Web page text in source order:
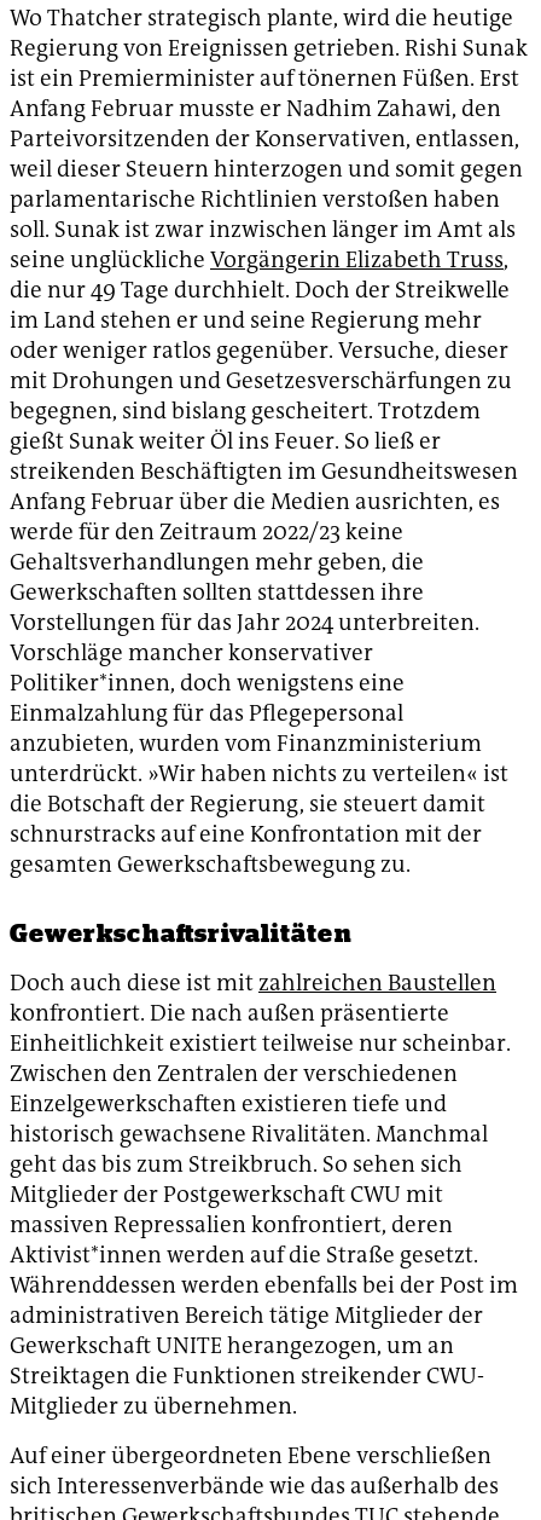
Wo Thatcher strategisch plante, wird die heutige
Regierung von Ereignissen getrieben. Rishi Sunak
ist ein Premierminister auf tönernen Füßen. Erst
Anfang Februar musste er Nadhim Zahawi, den
Parteivorsitzenden der Konservativen, entlassen,
weil dieser Steuern hinterzogen und somit gegen
parlamentarische Richtlinien verstoßen haben
soll. Sunak ist zwar inzwischen länger im Amt als
seine unglückliche Vorgängerin Elizabeth Truss,
die nur 49 Tage durchhielt. Doch der Streikwelle
im Land stehen er und seine Regierung mehr
oder weniger ratlos gegenüber. Versuche, dieser
mit Drohungen und Gesetzesverschärfungen zu
begegnen, sind bislang gescheitert. Trotzdem
gießt Sunak weiter Öl ins Feuer. So ließ er
streikenden Beschäftigten im Gesundheitswesen
Anfang Februar über die Medien ausrichten, es
werde für den Zeitraum 2022/23 keine
Gehaltsverhandlungen mehr geben, die
Gewerkschaften sollten stattdessen ihre
Vorstellungen für das Jahr 2024 unterbreiten.
Vorschläge mancher konservativer
Politiker*innen, doch wenigstens eine
Einmalzahlung für das Pflegepersonal
anzubieten, wurden vom Finanzministerium
unterdrückt. »Wir haben nichts zu verteilen« ist
die Botschaft der Regierung, sie steuert damit
schnurstracks auf eine Konfrontation mit der
gesamten Gewerkschaftsbewegung zu.
Gewerkschaftsrivalitäten
Doch auch diese ist mit zahlreichen Baustellen
konfrontiert. Die nach außen präsentierte
Einheitlichkeit existiert teilweise nur scheinbar.
Zwischen den Zentralen der verschiedenen
Einzelgewerkschaften existieren tiefe und
historisch gewachsene Rivalitäten. Manchmal
geht das bis zum Streikbruch. So sehen sich
Mitglieder der Postgewerkschaft CWU mit
massiven Repressalien konfrontiert, deren
Aktivist*innen werden auf die Straße gesetzt.
Währenddessen werden ebenfalls bei der Post im
administrativen Bereich tätige Mitglieder der
Gewerkschaft UNITE herangezogen, um an
Streiktagen die Funktionen streikender CWU-
Mitglieder zu übernehmen.
Auf einer übergeordneten Ebene verschließen
sich Interessenverbände wie das außerhalb des